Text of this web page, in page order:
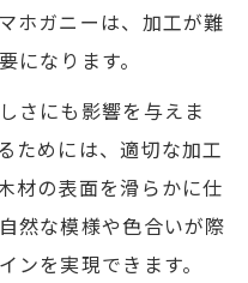
ホガニーは、加工が難
になります。
さにも影響を与えま
ためには、適切な加工
材の表面を滑らかに仕
然な模様や色合いが際
ンを実現できます。